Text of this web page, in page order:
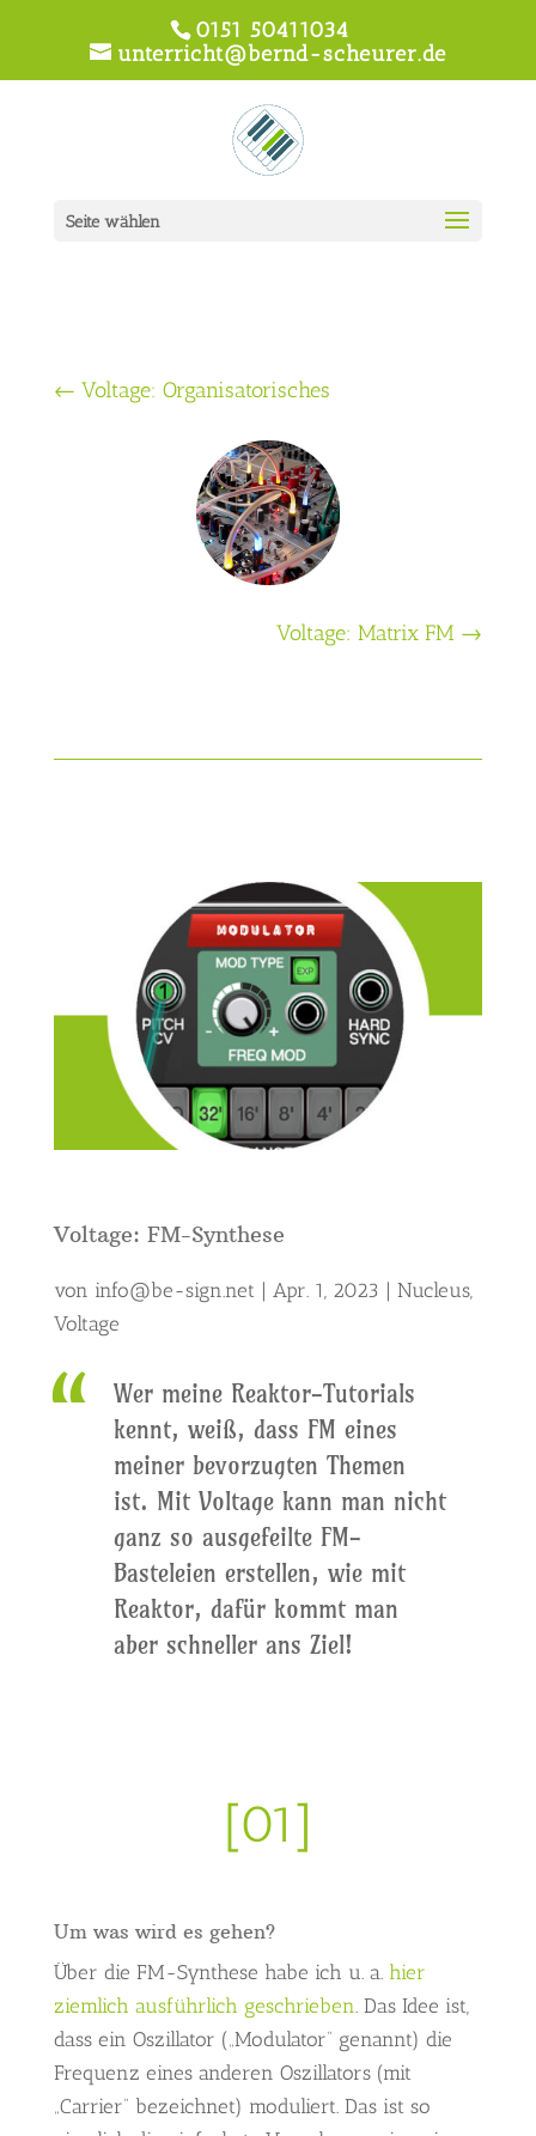
0151 50411034
unterricht@bernd-scheurer.de
Seite wählen
← Voltage: Organisatorisches
Voltage: Matrix FM →
Voltage: FM-Synthese
von info@be-sign.net | Apr. 1, 2023 | Nucleus,
Voltage
Wer meine Reaktor-Tutorials
kennt, weiß, dass FM eines
meiner bevorzugten Themen
ist. Mit Voltage kann man nicht
ganz so ausgefeilte FM-
Basteleien erstellen, wie mit
Reaktor, dafür kommt man
aber schneller ans Ziel!
[01]
Um was wird es gehen?
Über die FM-Synthese habe ich u. a. hier
ziemlich ausführlich geschrieben . Das Idee ist,
dass ein Oszillator („Modulator“ genannt) die
Frequenz eines anderen Oszillators (mit
„Carrier“ bezeichnet) moduliert. Das ist so